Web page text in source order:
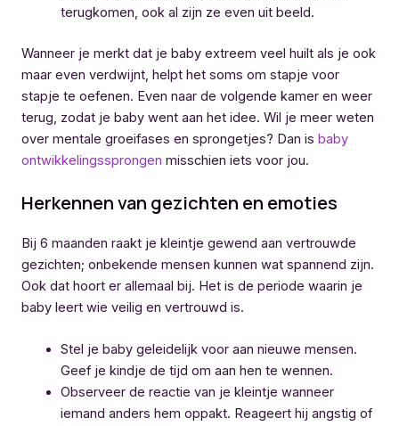
terugkomen, ook al zijn ze even uit beeld.
Wanneer je merkt dat je baby extreem veel huilt als je ook
maar even verdwijnt, helpt het soms om stapje voor
stapje te oefenen. Even naar de volgende kamer en weer
terug, zodat je baby went aan het idee. Wil je meer weten
over mentale groeifases en sprongetjes? Dan is baby
ontwikkelingssprongen misschien iets voor jou.
Herkennen van gezichten en emoties
Bij 6 maanden raakt je kleintje gewend aan vertrouwde
gezichten; onbekende mensen kunnen wat spannend zijn.
Ook dat hoort er allemaal bij. Het is de periode waarin je
baby leert wie veilig en vertrouwd is.
Stel je baby geleidelijk voor aan nieuwe mensen.
Geef je kindje de tijd om aan hen te wennen.
Observeer de reactie van je kleintje wanneer
iemand anders hem oppakt. Reageert hij angstig of